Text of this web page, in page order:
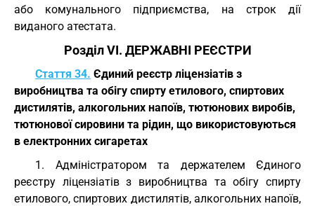
або комунального підприємства, на строк дії
виданого атестата.
Розділ VI. ДЕРЖАВНІ РЕЄСТРИ
Стаття 34. Єдиний реєстр ліцензіатів з
виробництва та обігу спирту етилового, спиртових
дистилятів, алкогольних напоїв, тютюнових виробів,
тютюнової сировини та рідин, що використовуються
в електронних сигаретах
1. Адміністратором та держателем Єдиного
реєстру ліцензіатів з виробництва та обігу спирту
етилового, спиртових дистилятів, алкогольних напоїв,